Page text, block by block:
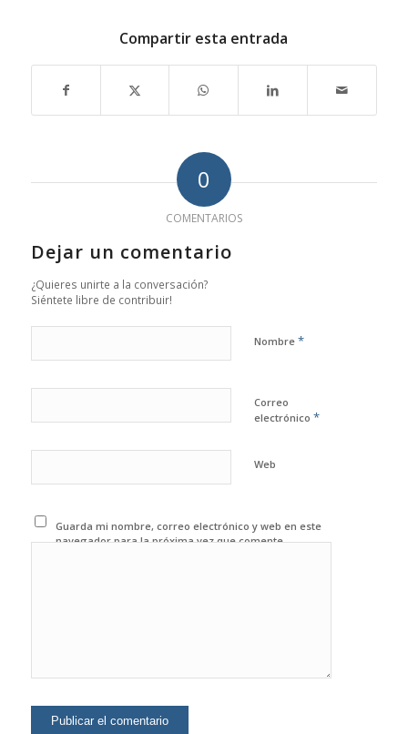
Compartir esta entrada
0
COMENTARIOS
Dejar un comentario
¿Quieres unirte a la conversación?
Siéntete libre de contribuir!
Nombre *
Correo
electrónico *
Web
Guarda mi nombre, correo electrónico y web en este
navegador para la próxima vez que comente.